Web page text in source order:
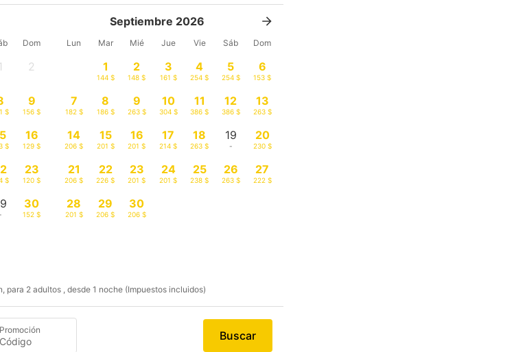
Dom
2
$
9
156 $
$
16
129 $
$
23
120 $
-
30
152 $
Septiembre 2026
Lun Mar Mié Jue Vie Sáb Dom
1
144 $
2
148 $
3
161 $
4
254 $
5
254 $
6
153 $
7
182 $
8
186 $
9
263 $
10
304 $
11
386 $
12
386 $
13
263 $
14
206 $
15
201 $
16
201 $
17
214 $
18
263 $
19
-
20
230 $
21
206 $
22
226 $
23
201 $
24
201 $
25
238 $
26
263 $
27
222 $
28
201 $
29
206 $
30
206 $
para 2 adultos , desde 1 noche (Impuestos incluidos)
Promoción Buscar